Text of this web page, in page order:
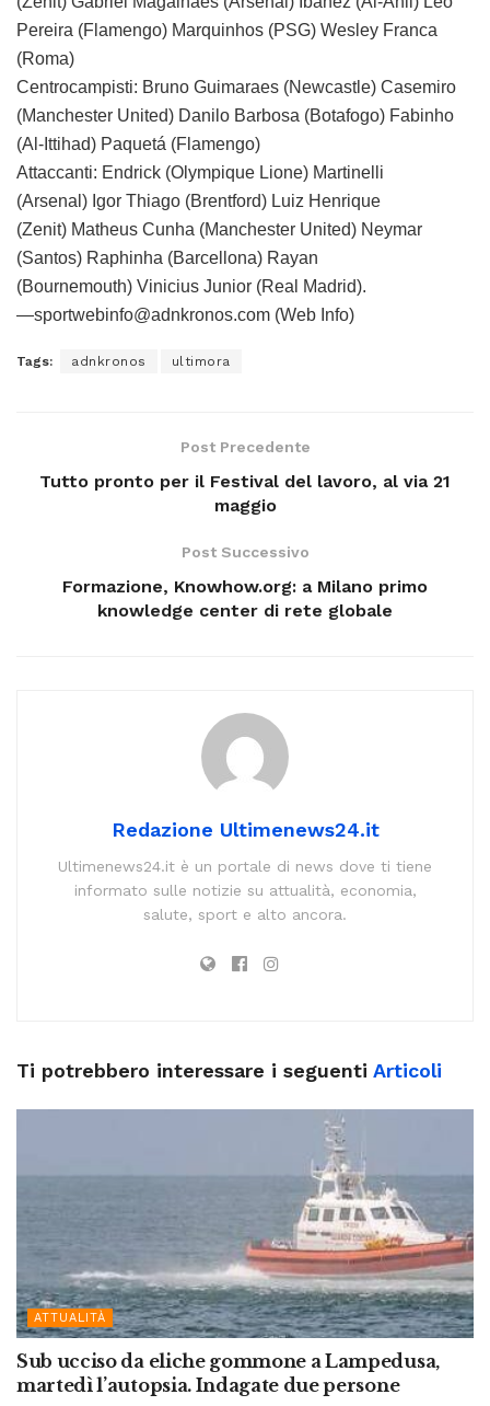
Pereira (Flamengo) Marquinhos (PSG) Wesley Franca
(Roma)
Centrocampisti: Bruno Guimaraes (Newcastle) Casemiro
(Manchester United) Danilo Barbosa (Botafogo) Fabinho
(Al-Ittihad) Paquetá (Flamengo)
Attaccanti: Endrick (Olympique Lione) Martinelli
(Arsenal) Igor Thiago (Brentford) Luiz Henrique
(Zenit) Matheus Cunha (Manchester United) Neymar
(Santos) Raphinha (Barcellona) Rayan
(Bournemouth) Vinicius Junior (Real Madrid).
—sportwebinfo@adnkronos.com (Web Info)
Tags: adnkronos ultimora
Post Precedente
Tutto pronto per il Festival del lavoro, al via 21
maggio
Post Successivo
Formazione, Knowhow.org: a Milano primo
knowledge center di rete globale
Redazione Ultimenews24.it
Ultimenews24.it è un portale di news dove ti tiene
informato sulle notizie su attualità, economia,
salute, sport e alto ancora.
Ti potrebbero interessare i seguenti Articoli
ATTUALITÀ
Sub ucciso da eliche gommone a Lampedusa,
martedì l’autopsia. Indagate due persone